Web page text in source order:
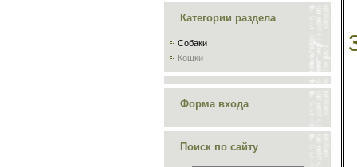
Категории раздела
Собаки
Кошки
Форма входа
Поиск по сайту